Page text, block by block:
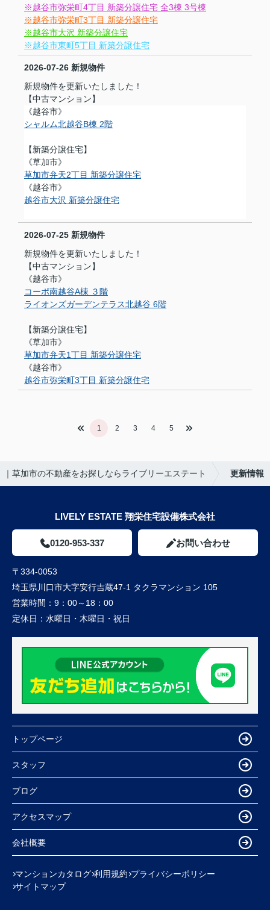
※越谷市弥栄町4丁目 新築分譲住宅 全3棟 3号棟
※越谷市弥栄町3丁目 新築分譲住宅
※越谷市大沢 新築分譲住宅
※越谷市東町5丁目 新築分譲住宅
2026-07-26 新規物件
新規物件を更新いたしました！
【中古マンション】
《越谷市》
シャルム北越谷B棟 2階
【新築分譲住宅】
《草加市》
草加市弁天2丁目 新築分譲住宅
《越谷市》
越谷市大沢 新築分譲住宅
2026-07-25 新規物件
新規物件を更新いたしました！
【中古マンション】
《越谷市》
コーポ南越谷A棟 ３階
ライオンズガーデンテラス北越谷 6階
【新築分譲住宅】
《草加市》
草加市弁天1丁目 新築分譲住宅
《越谷市》
越谷市弥栄町3丁目 新築分譲住宅
1 2 3 4 5
｜草加市の不動産をお探しならライブリーエステート 更新情報
LIVELY ESTATE 翔栄住宅設備株式会社
0120-953-337 お問い合わせ
〒334-0053
埼玉県川口市大字安行吉蔵47-1 タクラマンション 105
営業時間： 9：00～18：00
定休日： 水曜日・木曜日・祝日
トップページ
スタッフ
ブログ
アクセスマップ
会社概要
マンションカタログ 利用規約 プライバシーポリシー
サイトマップ